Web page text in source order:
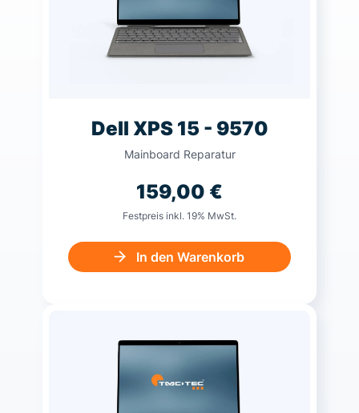
Dell XPS 15 - 9570
Mainboard Reparatur
159,00 €
Festpreis inkl. 19% MwSt.
In den Warenkorb